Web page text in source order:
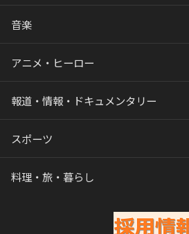
音楽
アニメ・ヒーロー
報道・情報・ドキュメンタリー
スポーツ
料理・旅・暮らし